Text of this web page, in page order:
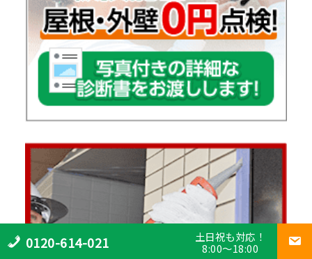
0120-614-021
土日祝も対応！
8:00～18:00